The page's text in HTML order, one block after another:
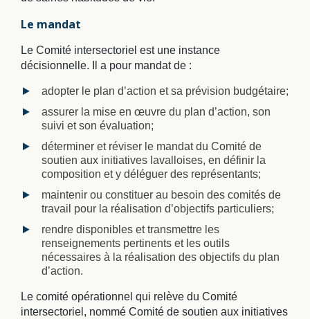
Le mandat
Le Comité intersectoriel est une instance
décisionnelle. Il a pour mandat de :
adopter le plan d’action et sa prévision budgétaire;
assurer la mise en œuvre du plan d’action, son
suivi et son évaluation;
déterminer et réviser le mandat du Comité de
soutien aux initiatives lavalloises, en définir la
composition et y déléguer des représentants;
maintenir ou constituer au besoin des comités de
travail pour la réalisation d’objectifs particuliers;
rendre disponibles et transmettre les
renseignements pertinents et les outils
nécessaires à la réalisation des objectifs du plan
d’action.
Le comité opérationnel qui relève du Comité
intersectoriel, nommé Comité de soutien aux initiatives